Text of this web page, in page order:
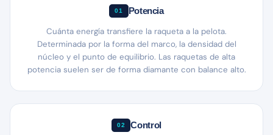
01
Potencia
Cuánta energía transfiere la raqueta a la pelota.
Determinada por la forma del marco, la densidad del
núcleo y el punto de equilibrio. Las raquetas de alta
potencia suelen ser de forma diamante con balance alto.
02
Control